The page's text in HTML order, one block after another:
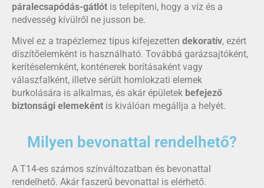
páralecsapódás-gátlót is telepíteni, hogy a víz és a
nedvesség kívülről ne jusson be.
Mivel ez a trapézlemez típus kifejezetten dekoratív, ezért
díszítőelemként is használható. Továbbá garázsajtóként,
kerítéselemként, konténerek borításaként vagy
válaszfalként, illetve sérült homlokzati elemek
burkolására is alkalmas, és akár épületek befejező
biztonsági elemeként is kiválóan megállja a helyét.
Milyen bevonattal rendelhető?
A T14-es számos színváltozatban és bevonattal
rendelhető. Akár faszerű bevonattal is elérhető.